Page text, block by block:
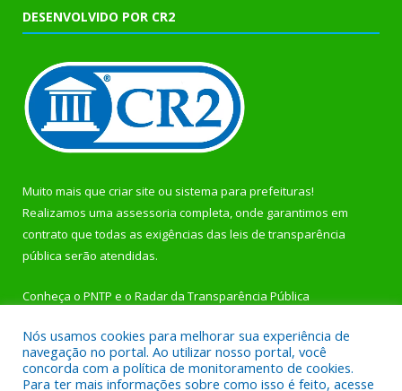
DESENVOLVIDO POR CR2
Muito mais que criar site ou sistema para prefeituras!
Realizamos uma assessoria completa, onde garantimos em
contrato que todas as exigências das leis de transparência
pública serão atendidas.
Conheça o PNTP e o Radar da Transparência Pública
Nós usamos cookies para melhorar sua experiência de
navegação no portal. Ao utilizar nosso portal, você
concorda com a política de monitoramento de cookies.
Para ter mais informações sobre como isso é feito, acesse